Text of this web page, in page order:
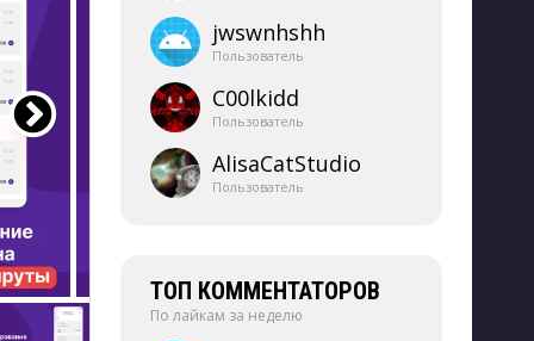
jwswnhshh
Пользователь
C00lkidd
Пользователь
AlisaCatStudio
Пользователь
ТОП КОММЕНТАТОРОВ
По лайкам за неделю